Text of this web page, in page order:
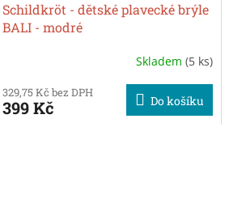
Schildkröt - dětské plavecké brýle
BALI - modré
Skladem (5 ks)
329,75 Kč bez DPH
399 Kč Do košíku